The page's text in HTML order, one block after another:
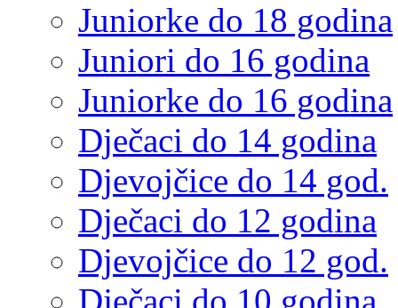
Juniorke do 18 godina
Juniori do 16 godina
Juniorke do 16 godina
Dječaci do 14 godina
Djevojčice do 14 god.
Dječaci do 12 godina
Djevojčice do 12 god.